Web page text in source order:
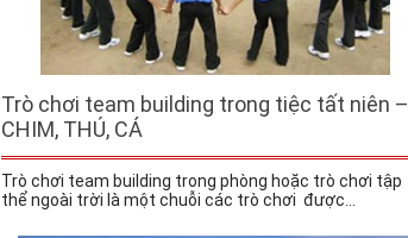
Trò chơi team building trong tiệc tất niên –
CHIM, THÚ, CÁ
Trò chơi team building trong phòng hoặc trò chơi tập
thể ngoài trời là một chuỗi các trò chơi được...